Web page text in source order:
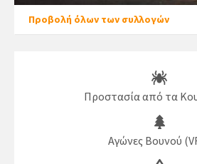
Προβολή όλων των συλλογών
Προστασία από τα
Αγώνες Βουνού